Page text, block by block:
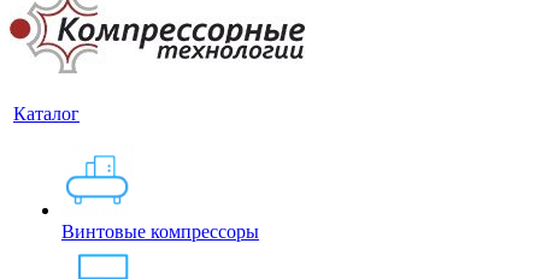
Каталог
Винтовые компрессоры